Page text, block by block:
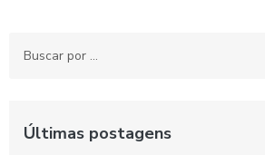
Últimas postagens